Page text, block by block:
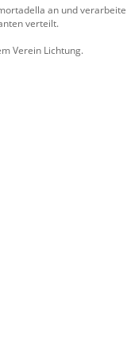
an und
verteilt.
Verein Lichtung.